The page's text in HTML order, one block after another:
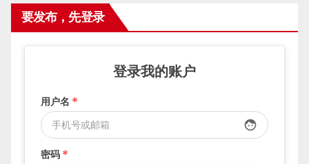
要发布，先登录
登录我的账户
用户名 *
face
密码 *